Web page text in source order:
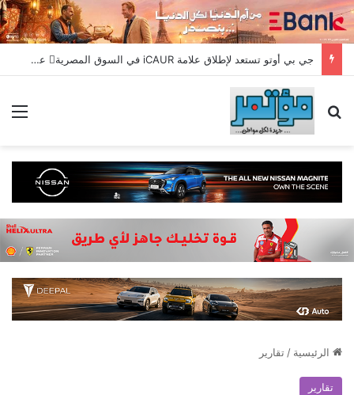
جي بي أوتو تستعد لإطلاق علامة iCAUR في السوق المصرية علامة عالمية جديدة لسيارات الطاقة الجديدة تجمع بين التكنولوجيا الذكية والتصميم الجريء وروح المغامر
بحث عن
الرئيسية / تقارير
تقارير